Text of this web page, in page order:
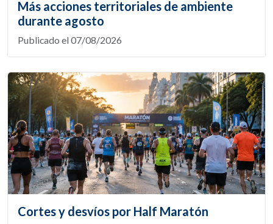
Más acciones territoriales de ambiente
durante agosto
Publicado el 07/08/2026
Cortes y desvíos por Half Maratón